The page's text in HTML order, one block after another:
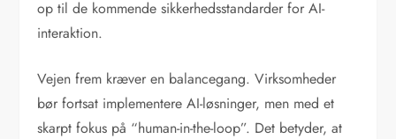
op til de kommende sikkerhedsstandarder for AI-
interaktion.
Vejen frem kræver en balancegang. Virksomheder
bør fortsat implementere AI-løsninger, men med et
skarpt fokus på “human-in-the-loop”. Det betyder, at